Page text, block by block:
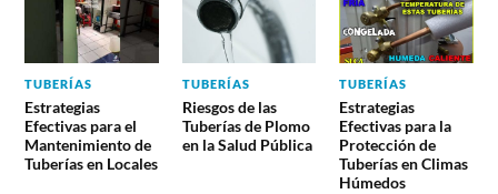
TUBERÍAS
Estrategias
Efectivas para el
Mantenimiento de
Tuberías en Locales
TUBERÍAS
Riesgos de las
Tuberías de Plomo
en la Salud Pública
TUBERÍAS
Estrategias
Efectivas para la
Protección de
Tuberías en Climas
Húmedos